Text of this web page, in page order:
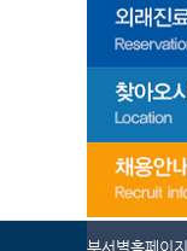
부서별홈페이